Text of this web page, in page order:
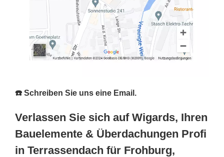
☎️ Schreiben Sie uns eine Email.
Verlassen Sie sich auf Wigards, Ihren
Bauelemente & Überdachungen Profi
in Terrassendach für Frohburg,